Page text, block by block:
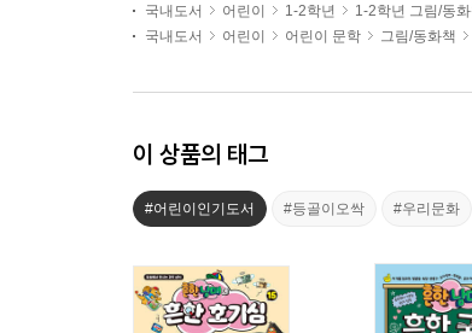
국내도서 어린이 1-2학년 1-2학년 그림/동화
국내도서
어린이 어린이 문학 그림/동화책
이 상품의 태그
#어린이인기도서 #등골이오싹 #우리문화